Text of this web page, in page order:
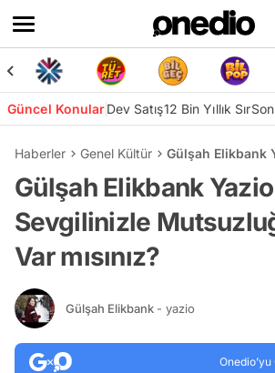
Güncel KonularDev Satış12 Bin Yıllık Sır
Haberler Genel Kültür Gülşah Elikbank
Gülşah Elikbank
Sevgilinizle
Var mısınız?
Gülşah Elikbank - yazio